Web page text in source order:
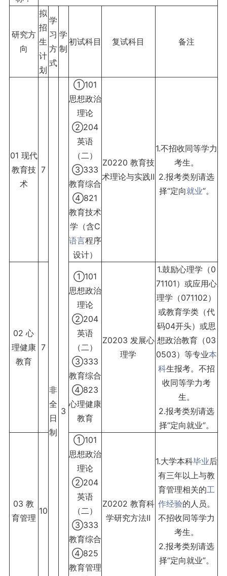
研究方
向
拟
招
生
计
划
学
习
方
式
学
制
初试科目 复试科目 备注
01 现代
教育技
术
7
非
全
日
制
3
①101
思想政治
理论
②204
英语
（二）
③333
教育综合
④821
教育技术
学（含C
语言程序
设计）
Z0220 教育技
术理论与实践Ⅱ
1.不招收同等学力
考生。
2.报考类别请选
择“定向就业”。
02 心
理健康
教育
7
①101
思想政治
理论
②204
英语
（二）
③333
教育综合
④823
心理健康
教育
Z0203 发展心
理学
1.鼓励心理学（0
71101）或应用心
理学（071102）
或教育学类（代
码04开头）或思
想政治教育（03
0503）等专业本
科生报考。不招
收同等学力考
生。
2.报考类别请选
择“定向就业”。
03 教
育管理
10
①101
思想政治
理论
②204
英语
（二）
③333
教育综合
④825
教育管理
Z0202 教育科
学研究方法Ⅱ
1.大学本科毕业后
有三年以上与教
育管理相关的工
作经验的人员。
不招收同等学力
考生。
2.报考类别请选
择“定向就业”。